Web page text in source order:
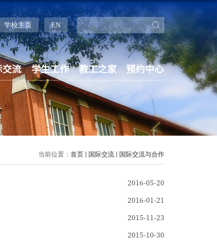
学校主页 EN
流 学生工作 教工之家 预约中心
当前位置： 首页 国际交流 国际交流与合作
2016-05-20
2016-01-21
2015-11-23
2015-10-30